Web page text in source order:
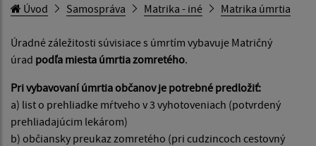
Úvod Samospráva Matrika - iné Matrika úmrtia
Úradné záležitosti súvisiace s úmrtím vybavuje Matričný
úrad podľa miesta úmrtia zomretého.
Pri vybavovaní úmrtia občanov je potrebné predložiť:
a) list o prehliadke mŕtveho v 3 vyhotoveniach (potvrdený
prehliadajúcim lekárom)
b) občiansky preukaz zomretého (pri cudzincoch cestovný